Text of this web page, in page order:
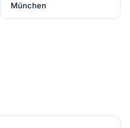
München